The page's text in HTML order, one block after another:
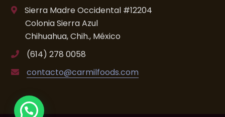
Sierra Madre Occidental #12204
Colonia Sierra Azul
Chihuahua, Chih., México
(614) 278 0058
contacto@carmilfoods.com